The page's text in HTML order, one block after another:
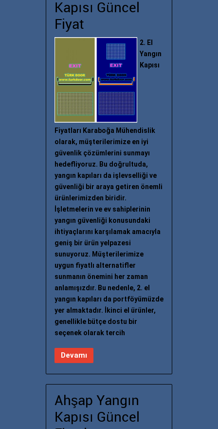
Kapısı Güncel
Fiyat
2. El
Yangın
Kapısı
Fiyatları Karaboğa Mühendislik
olarak, müşterilerimize en iyi
güvenlik çözümlerini sunmayı
hedefliyoruz. Bu doğrultuda,
yangın kapıları da işlevselliği ve
güvenliği bir araya getiren önemli
ürünlerimizden biridir.
İşletmelerin ve ev sahiplerinin
yangın güvenliği konusundaki
ihtiyaçlarını karşılamak amacıyla
geniş bir ürün yelpazesi
sunuyoruz. Müşterilerimize
uygun fiyatlı alternatifler
sunmanın önemini her zaman
anlamışızdır. Bu nedenle, 2. el
yangın kapıları da portföyümüzde
yer almaktadır. İkinci el ürünler,
genellikle bütçe dostu bir
seçenek olarak tercih
Devamı
Ahşap Yangın
Kapısı Güncel